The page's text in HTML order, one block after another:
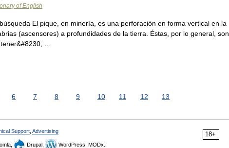
of English
El pique, en minería, es una perforación en forma vertical en la
(ascensores) a profundidades de la tierra. Éstas, por lo general, son
…
6 7 8 9 10 11 12 13
18+
Support Advertising
Drupal, WordPress, MODx.